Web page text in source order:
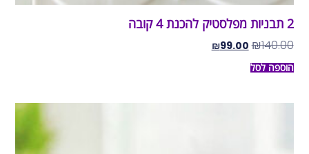
2 תבניות מפלסטיק להכנת 4 קובה
₪140.00
₪99.00
הוספה לסל